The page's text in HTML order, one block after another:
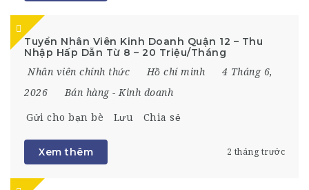
Tuyển Nhân Viên Kinh Doanh Quận 12 – Thu
Nhập Hấp Dẫn Từ 8 – 20 Triệu/Tháng
Nhân viên chính thức Hồ chí minh
4 Tháng 6,
2026
Bán hàng- Kinh doanh
Gửi cho bạn bè Lưu Chia sẻ
Xem thêm 2 tháng trước